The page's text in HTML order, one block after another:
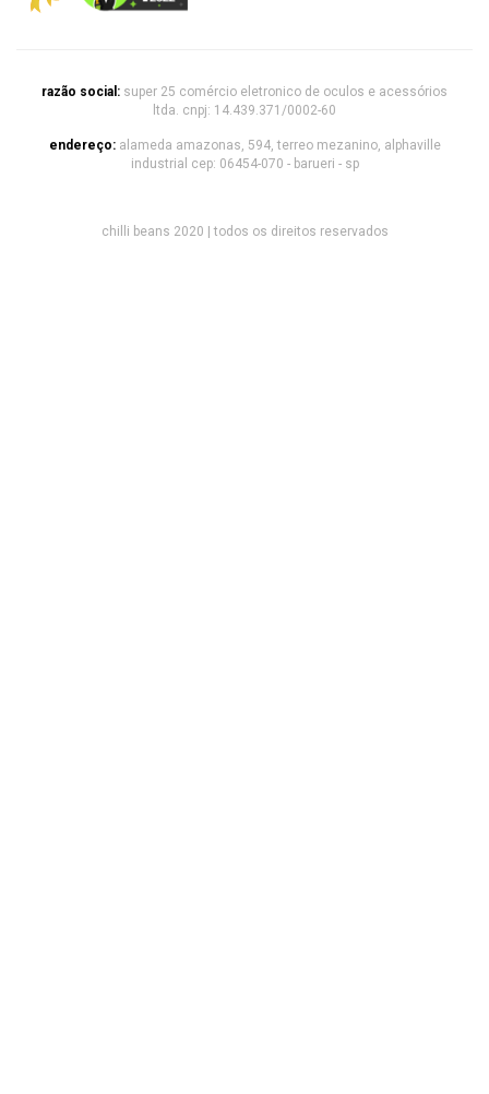
razão social: super 25 comércio eletronico de oculos e acessórios
ltda. cnpj: 14.439.371/0002-60
endereço: alameda amazonas, 594, terreo mezanino, alphaville
industrial cep: 06454-070 - barueri - sp
chilli beans 2020 | todos os direitos reservados